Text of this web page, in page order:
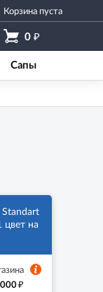
Корзина пуста
0 ₽
Сапы
Standart
цвет на
000₽